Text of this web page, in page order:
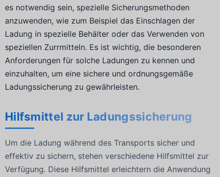
es notwendig sein, spezielle Sicherungsmethoden
anzuwenden, wie zum Beispiel das Einschlagen der
Ladung in spezielle Behälter oder das Verwenden von
speziellen Zurrmitteln. Es ist wichtig, die besonderen
Anforderungen für solche Ladungen zu kennen und
einzuhalten, um eine sichere und ordnungsgemäße
Ladungssicherung zu gewährleisten.
Hilfsmittel zur Ladungssicherung
Um die Ladung während des Transports sicher und
effektiv zu sichern, stehen verschiedene Hilfsmittel zur
Verfügung. Diese Hilfsmittel erleichtern die Anwendung